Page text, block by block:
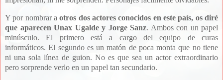
Y por nombrar aotros dos actores conocidos en este país, os diré
que aparecen Unax Ugalde y Jorge Sanz. Ambos con un papel
minúsculo. El primero está a cargo del equipo de curas
informáticos. El segundo es un matón de poca monta que no tiene
ni una sola línea de guion. No es que sea un actor extraordinario
pero sorprende verlo en un papel tan secundario.